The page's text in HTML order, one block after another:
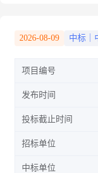
2026-08-09 中标｜
项目编号
发布时间
投标截止时间
招标单位
中标单位